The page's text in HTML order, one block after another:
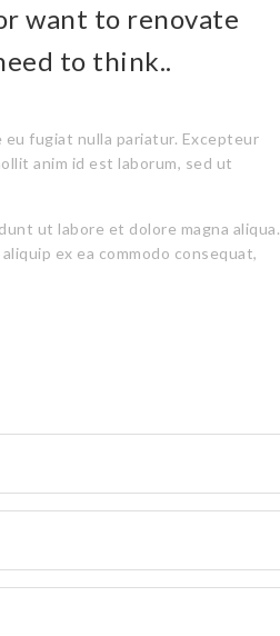
want to renovate
to think..
fugiat nulla pariatur. Excepteur
anim id est laborum, sed ut
ut labore et dolore magna aliqua.
ex ea commodo consequat,